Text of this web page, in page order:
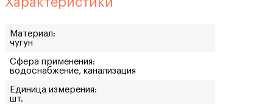
Материал:
чугун
Сфера применения:
водоснабжение, канализация
Единица измерения:
шт.